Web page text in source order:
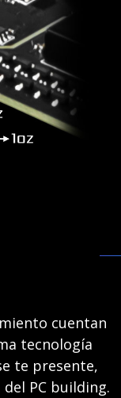
cuentan
tecnología
te presente,
PC building.